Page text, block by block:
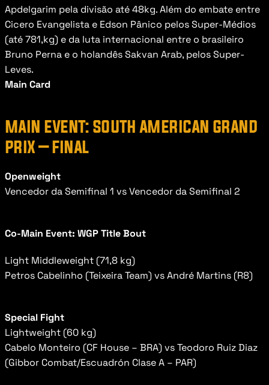
Apdelgarim pela divisão até 48kg. Além do embate entre
Cicero Evangelista e Edson Pânico pelos Super-Médios
(até 781,kg) e da luta internacional entre o brasileiro
Bruno Perna e o holandês Sakvan Arab, pelos Super-
Leves.
Main Card
main event: south american grand
prix – final
Openweight
Vencedor da Semifinal 1 vs Vencedor da Semifinal 2
Co-Main Event: WGP Title Bout
Light Middleweight (71,8 kg)
Petros Cabelinho (Teixeira Team) vs André Martins (R8)
Special Fight
Lightweight (60 kg)
Cabelo Monteiro (CF House – BRA) vs Teodoro Ruiz Diaz
(Gibbor Combat/Escuadrón Clase A – PAR)